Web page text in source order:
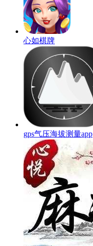
心如棋牌
gps气压海拔测量app